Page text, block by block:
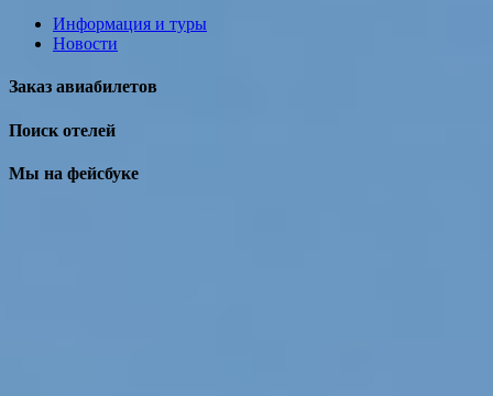
Информация и туры
Новости
Заказ авиабилетов
Поиск отелей
Мы на фейсбуке